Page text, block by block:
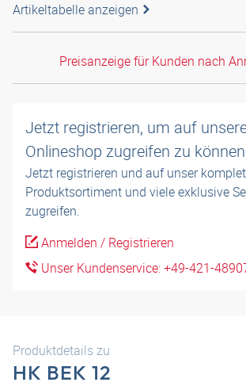
Artikeltabelle anzeigen
Preisanzeige für Kunden nach
Jetzt registrieren, um auf
Onlineshop zugreifen zu
Jetzt registrieren und auf unser
Produktsortiment und viele exklusive
zugreifen.
Anmelden / Registrieren
Unser Kundenservice: +49-421-
Produktdetails zu
HK BEK 12